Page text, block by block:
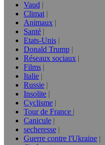
Vaud
Climat
Animaux
Santé
Etats-Unis
Donald Trump
Réseaux sociaux
Films
Italie
Russie
Insolite
Cyclisme
Tour de France
Canicule
secheresse
Guerre contre l'Ukraine